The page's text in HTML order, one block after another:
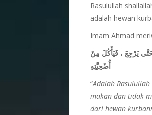
Rasulullah
adalah hewan
Imam Ahmad
يَرْجِعَ ، فَيَأْكُلَ مِنْ
أُضْحِيَّتِهِ
“Adalah
makan dan tidak
dari hewan